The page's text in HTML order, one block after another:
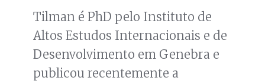
Tilman é PhD pelo Instituto de
Altos Estudos Internacionais e de
Desenvolvimento em Genebra e
publicou recentemente a